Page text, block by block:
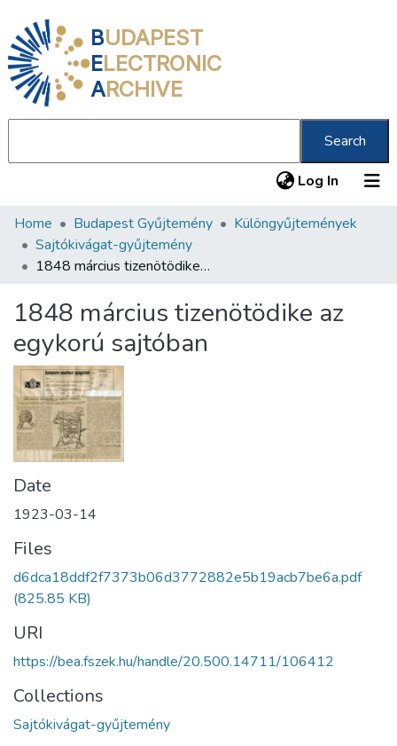
BUDAPEST
ELECTRONIC
ARCHIVE
Search
Log In (current)
Communities & Collections
All of DSpace
About us
Home Budapest Gyűjtemény
Különgyűjtemények
Sajtókivágat-gyűjtemény
1848 március tizenötödike az egykorú sajtóban
1848 március tizenötödike az
egykorú sajtóban
Date
1923-03-14
Files
d6dca18ddf2f7373b06d3772882e5b19acb7be6a.pdf
(825.85 KB)
URI
https://bea.fszek.hu/handle/20.500.14711/106412
Collections
Sajtókivágat-gyűjtemény